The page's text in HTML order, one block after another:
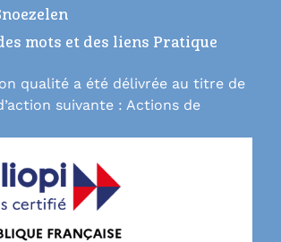
mots et des liens Pratique
qualité a été délivrée au titre de
suivante : Actions de